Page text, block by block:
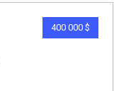
400 000 $